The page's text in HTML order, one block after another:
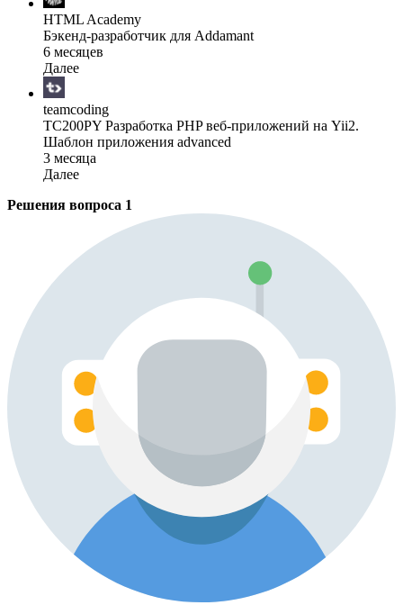
HTML Academy
Бэкенд-разработчик для Addamant
6 месяцев
Далее
teamcoding
TC200PY Разработка PHP веб-приложений на Yii2.
Шаблон приложения advanced
3 месяца
Далее
Решения вопроса 1